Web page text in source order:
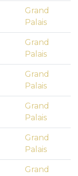
Grand
Palais
Grand
Palais
Grand
Palais
Grand
Palais
Grand
Palais
Grand